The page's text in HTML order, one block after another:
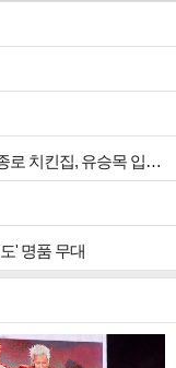
'동네의 명장들' 압구정로데오 오징어 불고기·종로 치킨집, 유승목 입맛 저격
' 명품 무대